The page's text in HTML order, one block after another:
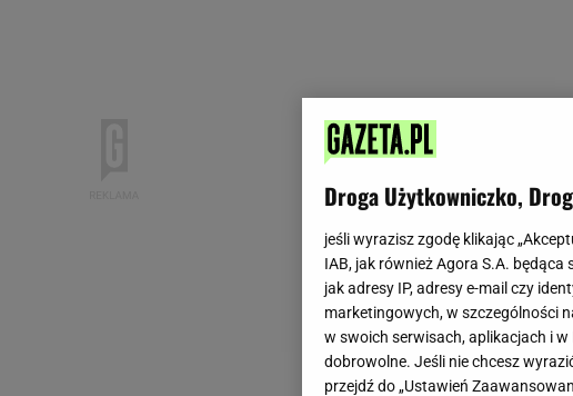
Droga Użytkowniczko,
jeśli wyrazisz zgodę klikając
IAB, jak również Agora S.A.
jak adresy IP, adresy e-mail czy
marketingowych, w szczególności
w swoich serwisach, aplikacjach i
dobrowolne. Jeśli nie chcesz
przejdź do „Ustawień